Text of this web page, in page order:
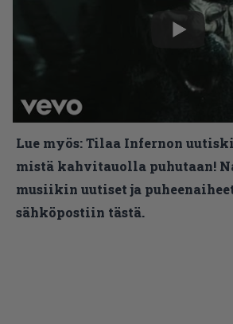
Lue myös:Tilaa Infernon
mistä kahvitauolla puhutaan!
musiikin uutiset ja
sähköpostiin tästä.